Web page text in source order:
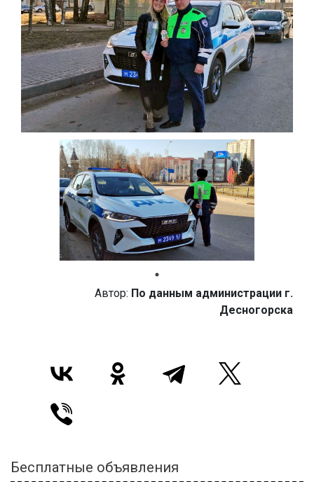
Автор: По данным администрации г.
Десногорска
Бесплатные объявления